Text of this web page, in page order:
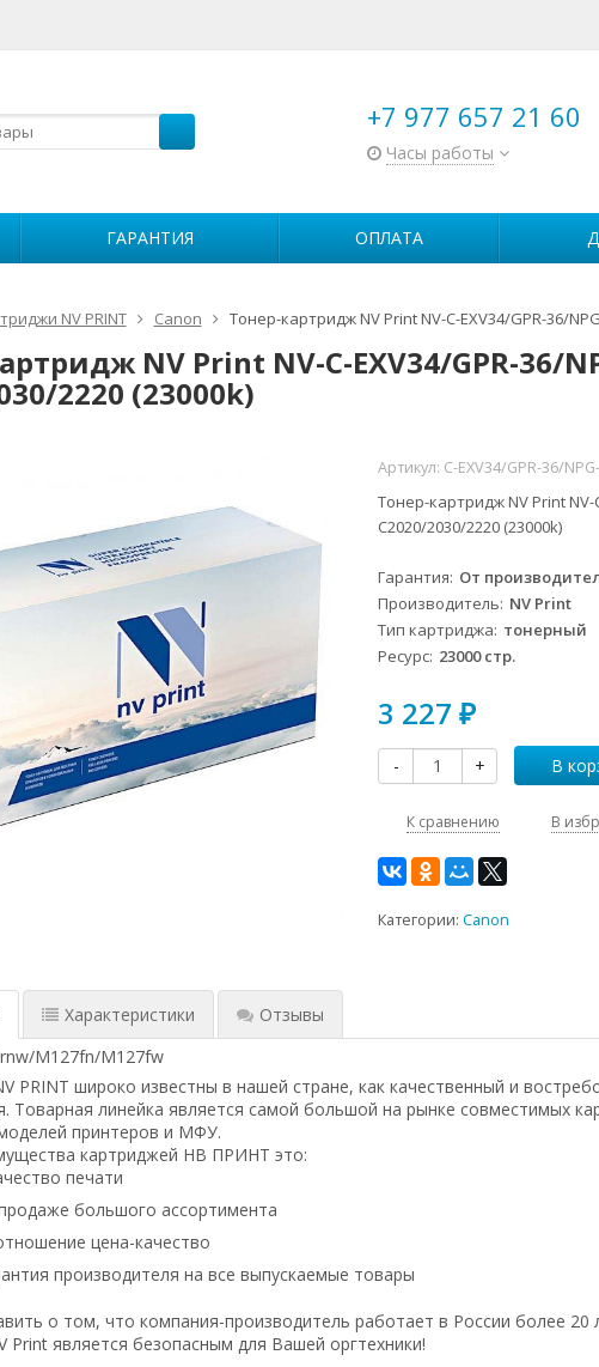
+7 977 657 21 60
Часы работы
ГАРАНТИЯ ОПЛАТА
NV PRINT Canon Тонер-картридж NV Print NV-C-EXV34/GPR-36/
NV Print NV-C-EXV34/GPR-36/
2220 (23000k)
Артикул: C-EXV34/GPR-36/
Тонер-картридж NV Print NV-
C2020/2030/2220 (23000k)
Гарантия От
Производитель NV Print
Тип картриджа тонерный
Ресурс 23000 стр.
3 227₽
- + В
К сравнению В
Категории:Canon
Характеристики Отзывы
широко известны в нашей стране, как качественный и
Товарная линейка является самой большой на рынке совместимых
принтеров и МФУ.
картриджей НВ ПРИНТ это:
печати
большого ассортимента
цена-качество
производителя на все выпускаемые товары
о том, что компания-производитель работает в России более
Print является безопасным для Вашей оргтехники!
M125rnw/M127fn/M127fw